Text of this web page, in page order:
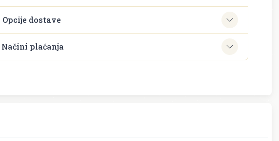
Opcije dostave
Načini plaćanja